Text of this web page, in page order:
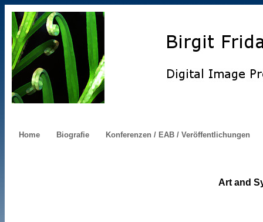
Home Biografie Konferenzen / EAB / Veröffentlichungen
Art and